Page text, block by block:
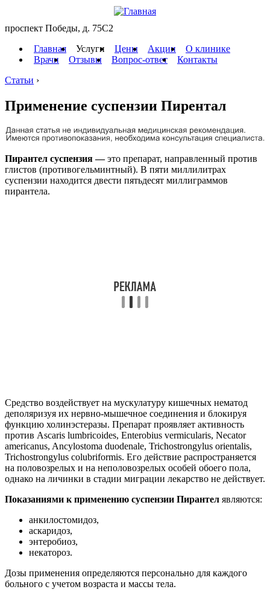
проспект Победы, д. 75C2
Главная
Услуги Цены Акции
О клинике
Врачи
Отзывы Вопрос-ответ
Контакты
Статьи ›
Применение суспензии Пирентал
Пирантел суспензия —это препарат, направленный против
глистов (противогельминтный). В пяти миллилитрах
суспензии находится двести пятьдесят миллиграммов
пирантела.
Средство воздействует на мускулатуру кишечных нематод
деполяризуя их нервно-мышечное соединения и блокируя
функцию холинэстеразы. Препарат проявляет активность
против Ascaris lumbricoides, Enterobius vermicularis, Necator
americanus, Ancylostoma duodenale, Trichostrongylus orientalis,
Trichostrongylus colubriformis. Его действие распространяется
на половозрелых и на неполовозрелых особей обоего пола,
однако на личинки в стадии миграции лекарство не действует.
Показаниями к применению суспензии Пирантел являются:
анкилостомидоз,
аскаридоз,
энтеробиоз,
некатороз.
Дозы применения определяются персонально для каждого
больного с учетом возраста и массы тела.